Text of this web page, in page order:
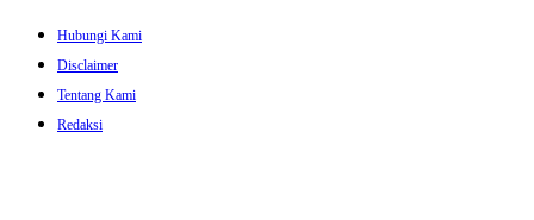
Skip
content
Hubungi Kami
Disclaimer
Tentang Kami
Redaksi